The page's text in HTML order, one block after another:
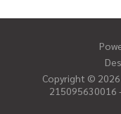
Copyright © 2026
215095630016